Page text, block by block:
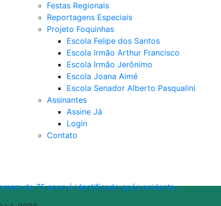
Festas Regionais
Reportagens Especiais
Projeto Foquinhas
Escola Felipe dos Santos
Escola Irmão Arthur Francisco
Escola Irmão Jerônimo
Escola Joana Aimé
Escola Senador Alberto Pasqualini
Assinantes
Assine Já
Login
Contato
de 75 anos é identificado após acidente…